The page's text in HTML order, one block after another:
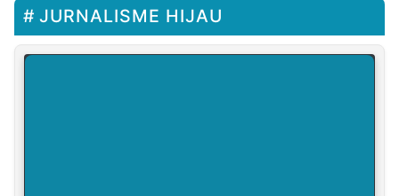
JURNALISME HIJAU